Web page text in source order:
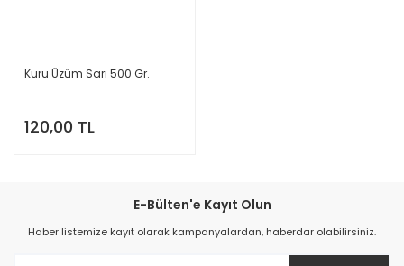
Kuru Üzüm Sarı 500 Gr.
120,00 TL
E-Bülten'e Kayıt Olun
Haber listemize kayıt olarak kampanyalardan, haberdar olabilirsiniz.